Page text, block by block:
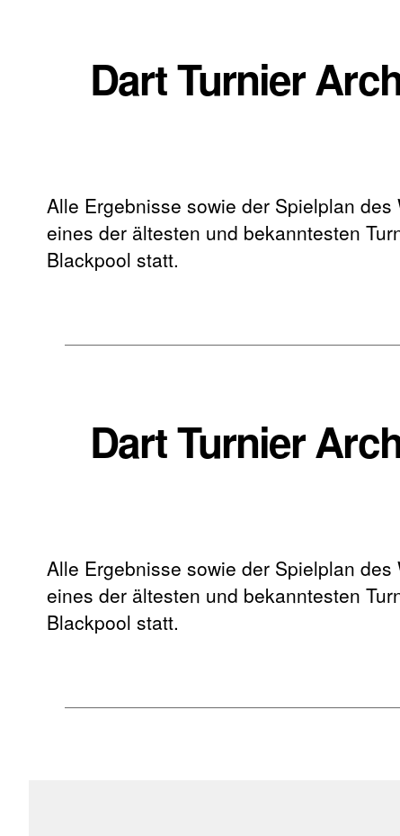
Dart Turnier
Alle Ergebnisse sowie der Spielplan
eines der ältesten und bekanntesten
Blackpool statt.
Dart Turnier
Alle Ergebnisse sowie der Spielplan
eines der ältesten und bekanntesten
Blackpool statt.